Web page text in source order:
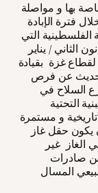
بها و مواصلة
فترة الإبادة
الفلسطينية التي
/ يناير
لقطاع غزة بقيادة
الحديث عن فرص
السلاح في
التحتية
و مستمرة
يكون حقل غاز
احتياطي الغاز غير
صادرات
المسال